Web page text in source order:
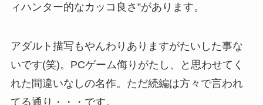
ィハンター的なカッコ良さ”があります。
アダルト描写もやんわりありますがたいした事な
いです(笑)。PCゲーム侮りがたし、と思わせてく
れた間違いなしの名作。ただ続編は方々で言われ
てる通り・・・です。